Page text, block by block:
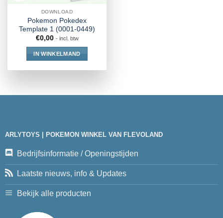
DOWNLOAD
Pokemon Pokedex
Template 1 (0001-0449)
€0,00 - incl. btw
IN WINKELMAND
ARLYTOYS | POKEMON WINKEL VAN FLEVOLAND
Bedrijfsinformatie / Openingstijden
Laatste nieuws, info & Updates
Bekijk alle producten